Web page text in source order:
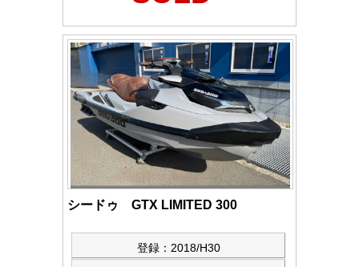
シードゥ GTX LIMITED 300
登録：2018/H30